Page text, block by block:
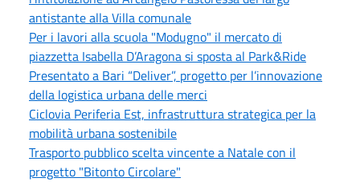
antistante alla Villa comunale
Per i lavori alla scuola "Modugno" il mercato di
piazzetta Isabella D’Aragona si sposta al Park&Ride
Presentato a Bari “Deliver”, progetto per l’innovazione
della logistica urbana delle merci
Ciclovia Periferia Est, infrastruttura strategica per la
mobilità urbana sostenibile
Trasporto pubblico scelta vincente a Natale con il
progetto "Bitonto Circolare"